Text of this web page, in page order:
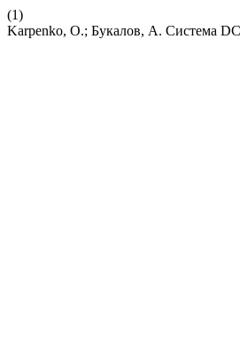
(1)
Karpenko, O.; Букалов, А. Система